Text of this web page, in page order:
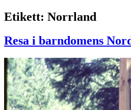
Etikett: Norrland
Resa i barndomens